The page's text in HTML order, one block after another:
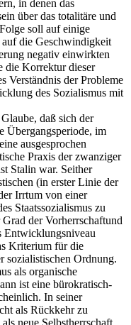
in denen das
über das totalitäre und
soll auf einige
die Geschwindigkeit
negativ einwirkten
die Korrektur dieser
Verständnis der Probleme
des Sozialismus mit
daß sich der
Übergangsperiode, im
ausgesprochen
Praxis der zwanziger
Stalin war. Seither
(in erster Linie der
Irrtum von einer
Staatssozialismus zu
der Vorherrschaftund
Entwicklungsniveau
Kriterium für die
sozialistischen Ordnung.
als organische
ist eine bürokratisch-
In seiner
als Rückkehr zu
neue Selbstherrschaft,